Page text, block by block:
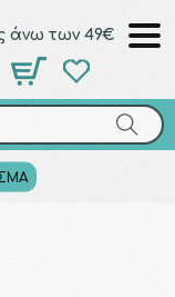
άνω των 49€